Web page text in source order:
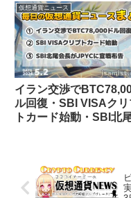
ュース 26/7/9】
仮想通貨ニュース
イラン交渉で
ル回復・SBI VISAクリ
トカード始動・SBI北